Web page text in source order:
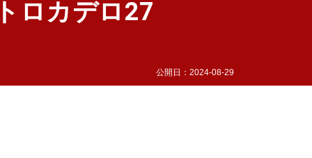
ロカデロ27
公開日： 2024-08-29